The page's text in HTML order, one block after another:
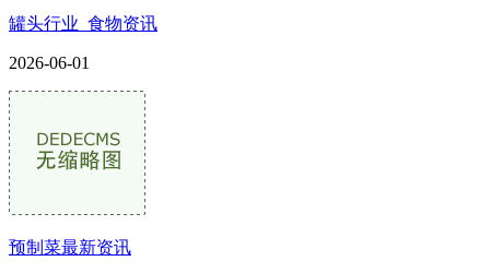
罐头行业_食物资讯
2026-06-01
预制菜最新资讯